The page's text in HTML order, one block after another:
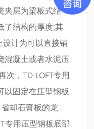
夹层为梁板式结
了结构的厚度;其
设计为可以直接铺
混凝土或者水泥压
次，TD-LOFT专用
以固定在压型钢板
却石膏板的龙
专用压型钢板底部